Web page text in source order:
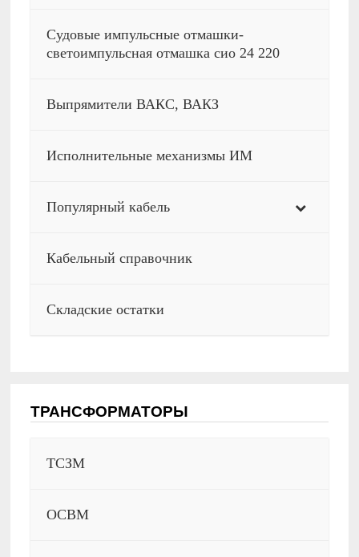
Судовые импульсные отмашки-
светоимпульсная отмашка сио 24 220
Выпрямители ВАКС, ВАКЗ
Исполнительные механизмы ИМ
Популярный кабель
Кабельный справочник
Складские остатки
ТРАНСФОРМАТОРЫ
ТСЗМ
ОСВМ